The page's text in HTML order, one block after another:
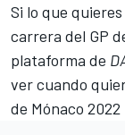
Si lo que
carrera del GP
plataforma de
ver cuando
de Mónaco